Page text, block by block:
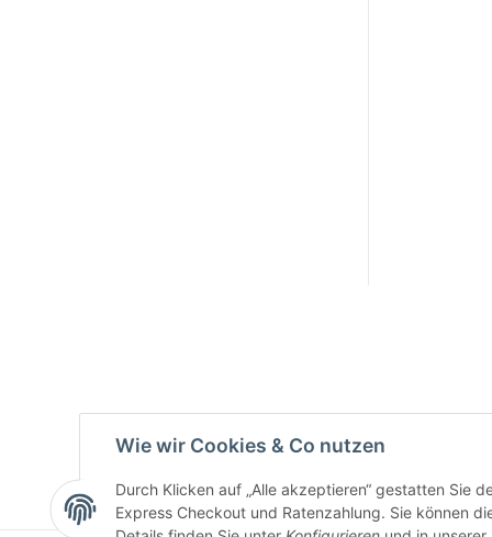
Wie wir Cookies & Co nutzen
Durch Klicken auf „Alle akzeptieren“ gestatten Sie
Express Checkout und Ratenzahlung. Sie können